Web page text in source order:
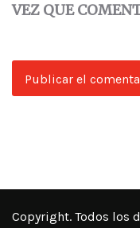
VEZ QUE
Copyright. Todos los